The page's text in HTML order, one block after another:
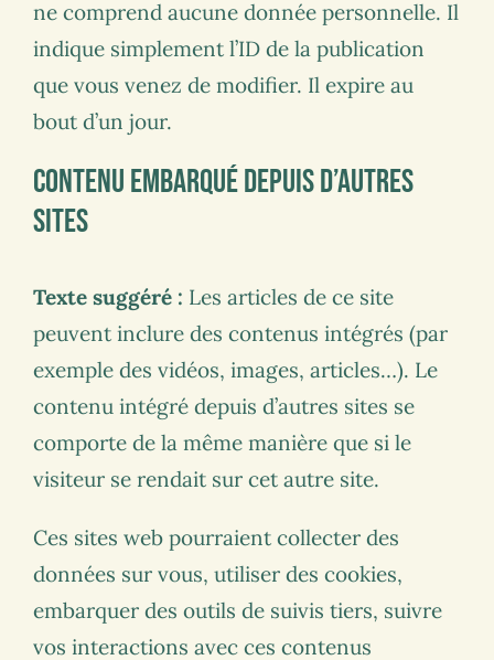
ne comprend aucune donnée personnelle. Il
indique simplement l’ID de la publication
que vous venez de modifier. Il expire au
bout d’un jour.
Contenu embarqué depuis d’autres
sites
Texte suggéré : Les articles de ce site
peuvent inclure des contenus intégrés (par
exemple des vidéos, images, articles…). Le
contenu intégré depuis d’autres sites se
comporte de la même manière que si le
visiteur se rendait sur cet autre site.
Ces sites web pourraient collecter des
données sur vous, utiliser des cookies,
embarquer des outils de suivis tiers, suivre
vos interactions avec ces contenus